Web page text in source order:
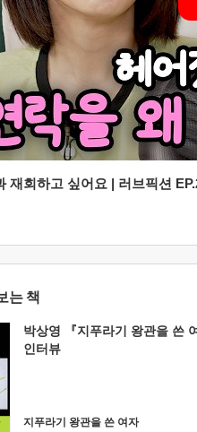
재회하고 싶어요 | 러브픽션
는 책
박상영 『지푸라기 왕관을 쓴
인터뷰
지푸라기 왕관을 쓴 여자